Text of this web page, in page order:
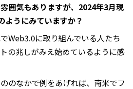
囲気もありますが、2024年3月現
うにみていますか？
Web3.0に取り組んでいる人たち
の兆しがみえ始めているように感
のなかで例をあげれば、南米でフ